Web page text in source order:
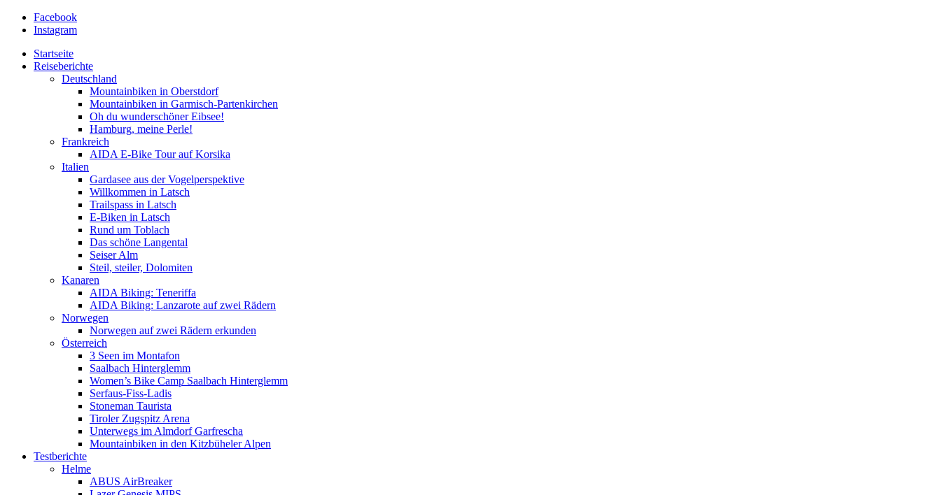
Facebook
Instagram
Startseite
Reiseberichte
Deutschland
Mountainbiken in Oberstdorf
Mountainbiken in Garmisch-Partenkirchen
Oh du wunderschöner Eibsee!
Hamburg, meine Perle!
Frankreich
AIDA E-Bike Tour auf Korsika
Italien
Gardasee aus der Vogelperspektive
Willkommen in Latsch
Trailspass in Latsch
E-Biken in Latsch
Rund um Toblach
Das schöne Langental
Seiser Alm
Steil, steiler, Dolomiten
Kanaren
AIDA Biking: Teneriffa
AIDA Biking: Lanzarote auf zwei Rädern
Norwegen
Norwegen auf zwei Rädern erkunden
Österreich
3 Seen im Montafon
Saalbach Hinterglemm
Women’s Bike Camp Saalbach Hinterglemm
Serfaus-Fiss-Ladis
Stoneman Taurista
Tiroler Zugspitz Arena
Unterwegs im Almdorf Garfrescha
Mountainbiken in den Kitzbüheler Alpen
Testberichte
Helme
ABUS AirBreaker